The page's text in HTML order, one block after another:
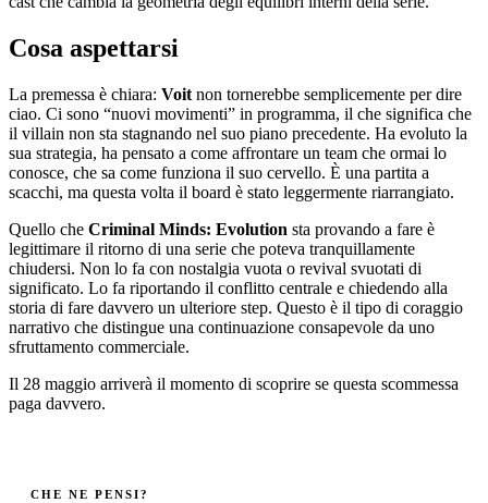
Cosa aspettarsi
La premessa è chiara: Voit non tornerebbe semplicemente per dire
ciao. Ci sono “nuovi movimenti” in programma, il che significa che
il villain non sta stagnando nel suo piano precedente. Ha evoluto la
sua strategia, ha pensato a come affrontare un team che ormai lo
conosce, che sa come funziona il suo cervello. È una partita a
scacchi, ma questa volta il board è stato leggermente riarrangiato.
Quello che Criminal Minds: Evolution sta provando a fare è
legittimare il ritorno di una serie che poteva tranquillamente
chiudersi. Non lo fa con nostalgia vuota o revival svuotati di
significato. Lo fa riportando il conflitto centrale e chiedendo alla
storia di fare davvero un ulteriore step. Questo è il tipo di coraggio
narrativo che distingue una continuazione consapevole da uno
sfruttamento commerciale.
Il 28 maggio arriverà il momento di scoprire se questa scommessa
paga davvero.
CHE NE PENSI?